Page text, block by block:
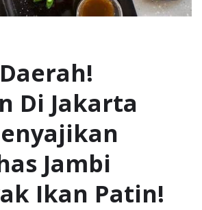
Di Jakarta
Jambi
Ikan Patin!